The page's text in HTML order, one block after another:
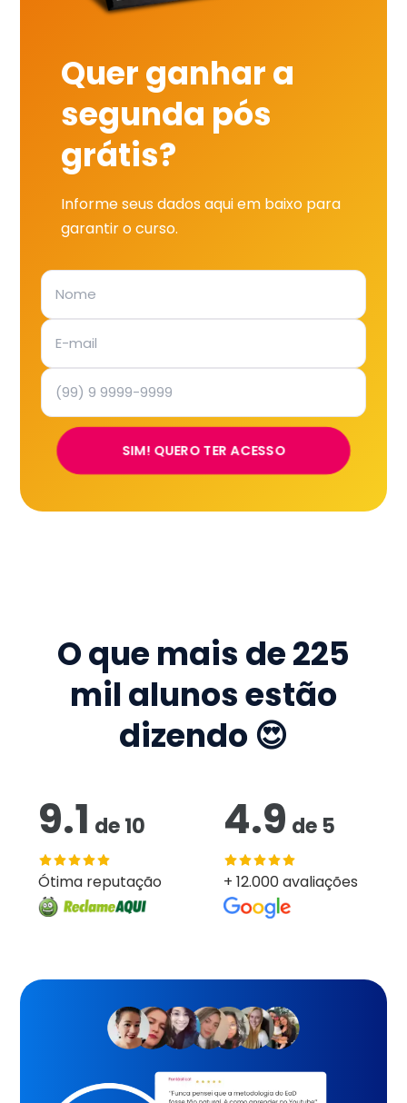
Quer ganhar a
segunda pós
grátis?
Informe seus dados aqui em baixo para
garantir o curso.
SIM! QUERO TER ACESSO
O que mais de225
mil alunos estão
dizendo 😍
9.1 de10
Ótima reputação
4.9 de 5
+ 12.000 avaliações